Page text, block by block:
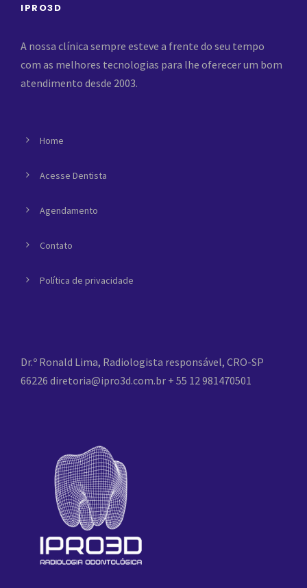
IPRO3D
A nossa clínica sempre esteve a frente do seu tempo
com as melhores tecnologias para lhe oferecer um bom
atendimento desde 2003.
Home
Acesse Dentista
Agendamento
Contato
Política de privacidade
Dr.º Ronald Lima, Radiologista responsável, CRO-SP
66226 diretoria@ipro3d.com.br + 55 12 981470501